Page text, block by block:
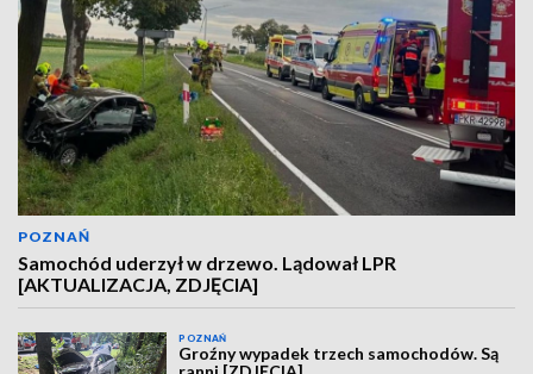
POZNAŃ
Samochód uderzył w drzewo. Lądował LPR
[AKTUALIZACJA, ZDJĘCIA]
POZNAŃ
Groźny wypadek trzech samochodów. Są